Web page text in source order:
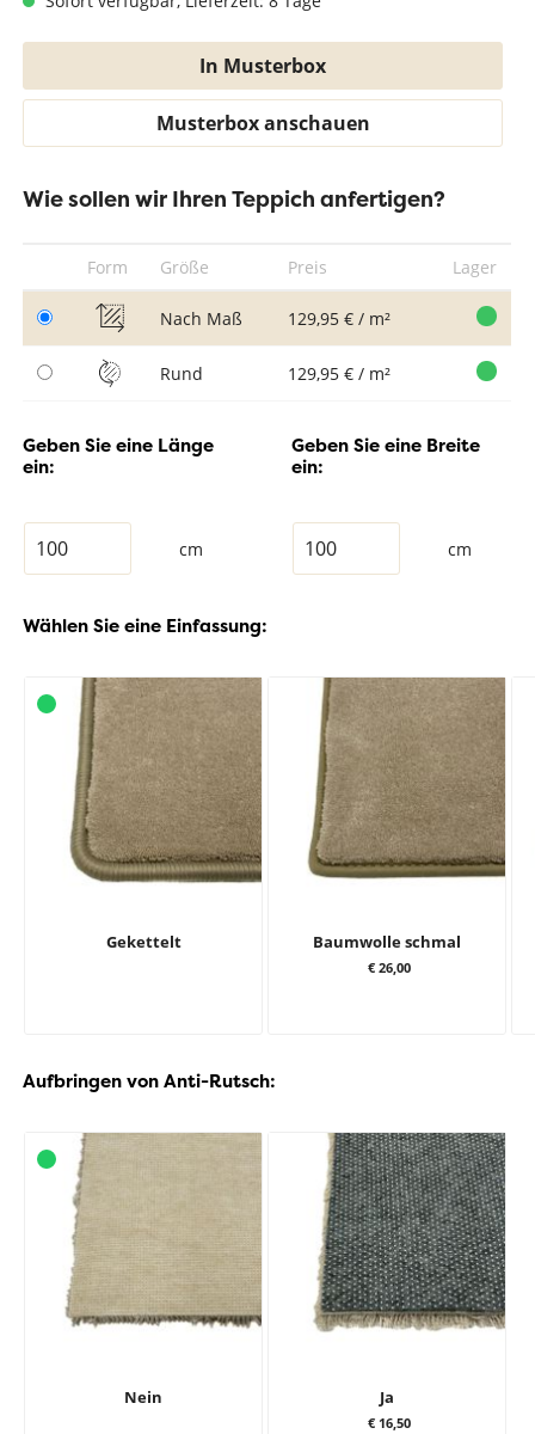
In Musterbox
Musterbox anschauen
Wie sollen wir Ihren Teppich anfertigen?
Form Größe Preis Lager
Nach Maß 129,95 € / m²
Rund 129,95 € / m²
Geben Sie eine Länge
ein:
cm
Geben Sie eine Breite
ein:
cm
Wählen Sie eine Einfassung:
Gekettelt Baumwolle schmal
€ 26,00
Aufbringen von Anti-Rutsch:
Nein Ja
€ 16,50